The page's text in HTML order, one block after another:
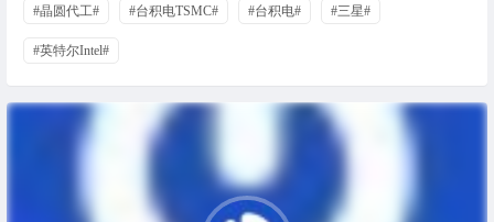
#晶圆代工# #台积电TSMC# #台积电# #三星#
#英特尔Intel#